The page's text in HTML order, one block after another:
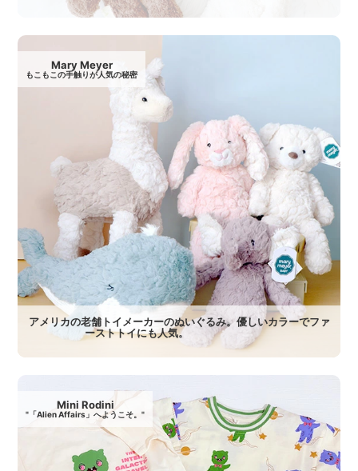
Mary Meyer
もこもこの手触りが人気の秘密
アメリカの老舗トイメーカーのぬいぐるみ。優しいカラーでファ
ーストトイにも人気。
Mini Rodini
"「Alien Affairs」へようこそ。"